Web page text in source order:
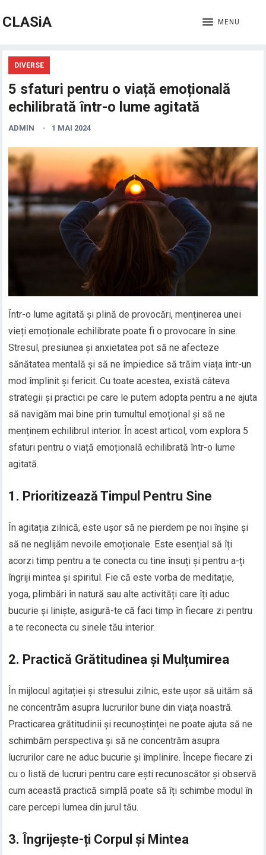
CLASiA MENU
DIVERSE
5 sfaturi pentru o viață emoțională
echilibrată într-o lume agitată
ADMIN 1 MAI 2024
Într-o lume agitată și plină de provocări, menținerea unei
vieți emoționale echilibrate poate fi o provocare în sine.
Stresul, presiunea și anxietatea pot să ne afecteze
sănătatea mentală și să ne împiedice să trăim viața într-un
mod împlinit și fericit. Cu toate acestea, există câteva
strategii și practici pe care le putem adopta pentru a ne ajuta
să navigăm mai bine prin tumultul emoțional și să ne
menținem echilibrul interior. În acest articol, vom explora 5
sfaturi pentru o viață emoțională echilibrată într-o lume
agitată.
1. Prioritizează Timpul Pentru Sine
În agitația zilnică, este ușor să ne pierdem pe noi înșine și
să ne neglijăm nevoile emoționale. Este esențial să îți
acorzi timp pentru a te conecta cu tine însuți și pentru a-ți
îngriji mintea și spiritul. Fie că este vorba de meditație,
yoga, plimbări în natură sau alte activități care îți aduc
bucurie și liniște, asigură-te că faci timp în fiecare zi pentru
a te reconecta cu sinele tău interior.
2. Practică Grătitudinea și Mulțumirea
În mijlocul agitației și stresului zilnic, este ușor să uităm să
ne concentrăm asupra lucrurilor bune din viața noastră.
Practicarea grătitudinii și recunoștinței ne poate ajuta să ne
schimbăm perspectiva și să ne concentrăm asupra
lucrurilor care ne aduc bucurie și împlinire. Începe fiecare zi
cu o listă de lucruri pentru care ești recunoscător și observă
cum această practică simplă poate să îți schimbe modul în
care percepi lumea din jurul tău.
3. Îngrijește-ți Corpul și Mintea